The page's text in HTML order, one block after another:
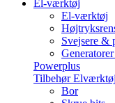
El-værktøj
El-værktøj
Svejsere &
Powerplus
Tilbehør Elværktøj
Bor